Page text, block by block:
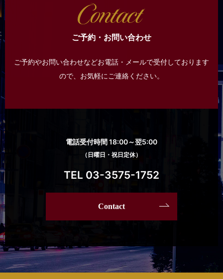
ご予約・お問い合わせ
ご予約やお問い合わせなどお電話・メールで受付しております
ので、 お気軽にご連絡ください。
電話受付時間 18:00～翌5:00
（日曜日・祝日定休）
TEL 03-3575-1752
Contact